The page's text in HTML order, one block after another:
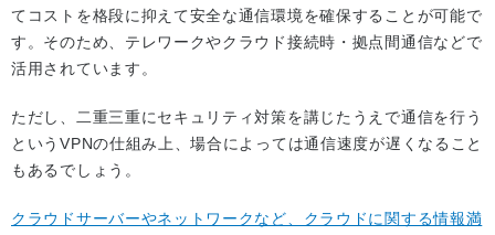
てコストを格段に抑えて安全な通信環境を確保することが可能で
す。そのため、テレワークやクラウド接続時・拠点間通信などで
活用されています。
ただし、二重三重にセキュリティ対策を講じたうえで通信を行う
というVPNの仕組み上、場合によっては通信速度が遅くなること
もあるでしょう。
クラウドサーバーやネットワークなど、クラウドに関する情報満